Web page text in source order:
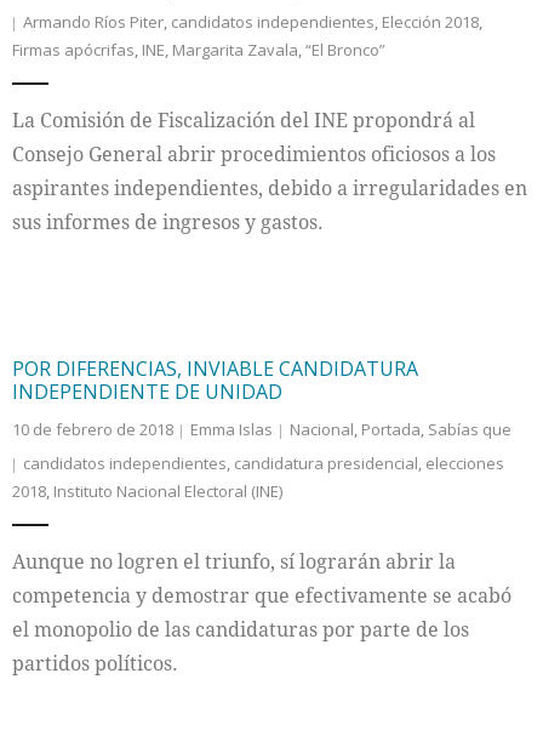
Armando Ríos Piter, candidatos independientes, Elección 2018,
Firmas apócrifas, INE, Margarita Zavala,“El Bronco”
La Comisión de Fiscalización del INE propondrá al
Consejo General abrir procedimientos oficiosos a los
aspirantes independientes, debido a irregularidades en
sus informes de ingresos y gastos.
POR DIFERENCIAS, INVIABLE CANDIDATURA
INDEPENDIENTE DE UNIDAD
10 de febrero de 2018 Emma Islas Nacional, Portada, Sabías que
candidatos independientes, candidatura presidencial, elecciones
2018, Instituto Nacional Electoral (INE)
Aunque no logren el triunfo, sí lograrán abrir la
competencia y demostrar que efectivamente se acabó
el monopolio de las candidaturas por parte de los
partidos políticos.